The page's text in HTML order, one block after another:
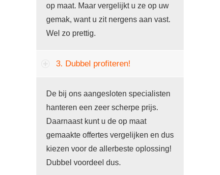
op maat. Maar vergelijkt u ze op uw
gemak, want u zit nergens aan vast.
Wel zo prettig.
3. Dubbel profiteren!
De bij ons aangesloten specialisten
hanteren een zeer scherpe prijs.
Daarnaast kunt u de op maat
gemaakte offertes vergelijken en dus
kiezen voor de allerbeste oplossing!
Dubbel voordeel dus.